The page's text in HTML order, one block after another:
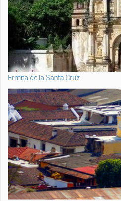
Ermita de la Santa Cruz